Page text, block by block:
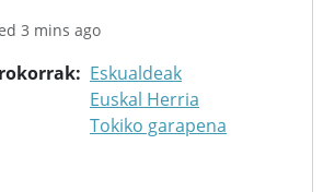
3 mins ago
Eskualdeak
Euskal Herria
Tokiko garapena